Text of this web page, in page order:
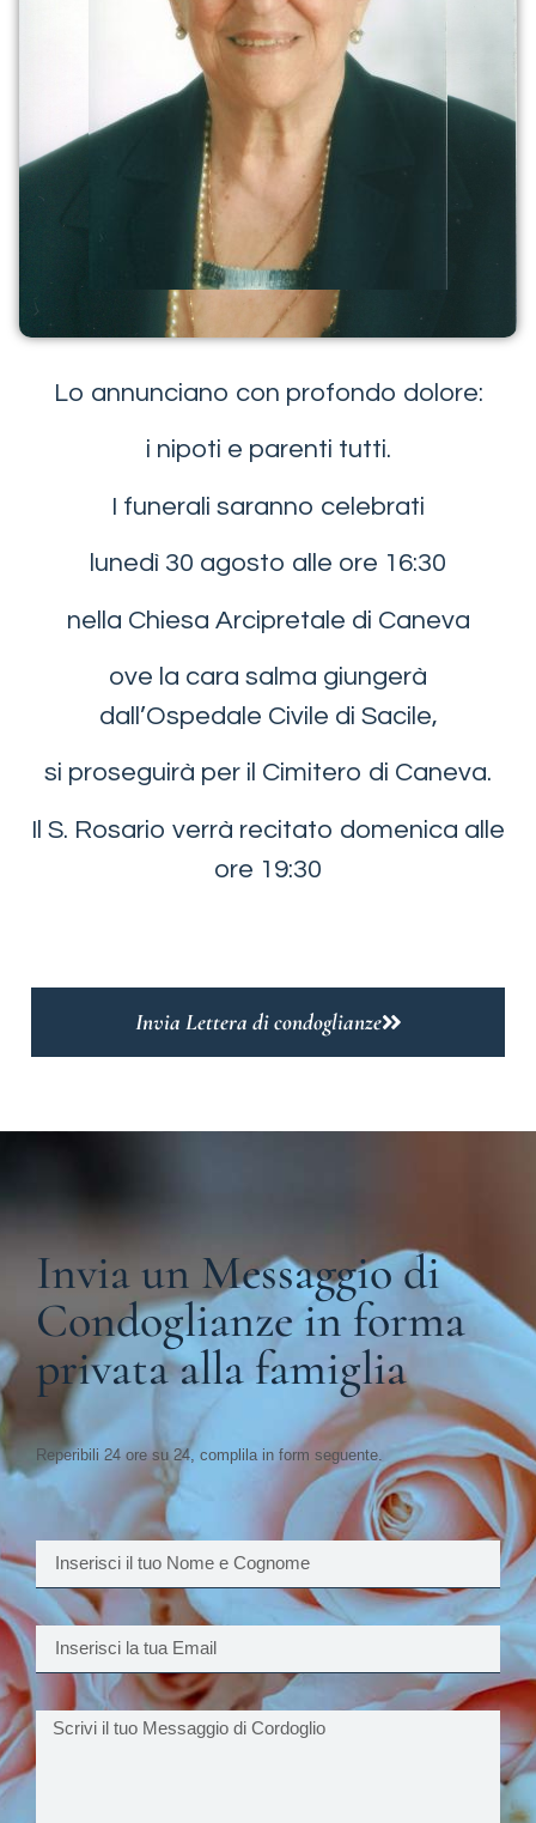
Lo annunciano con profondo dolore:
i nipoti e parenti tutti.
I funerali saranno celebrati
lunedì 30 agosto alle ore 16:30
nella Chiesa Arcipretale di Caneva
ove la cara salma giungerà
dall’Ospedale Civile di Sacile,
si proseguirà per il Cimitero di Caneva.
Il S. Rosario verrà recitato domenica alle
ore 19:30
Invia Lettera di condoglianze
Invia un Messaggio di
Condoglianze in forma
privata alla famiglia
Reperibili 24 ore su 24, complila in form seguente.